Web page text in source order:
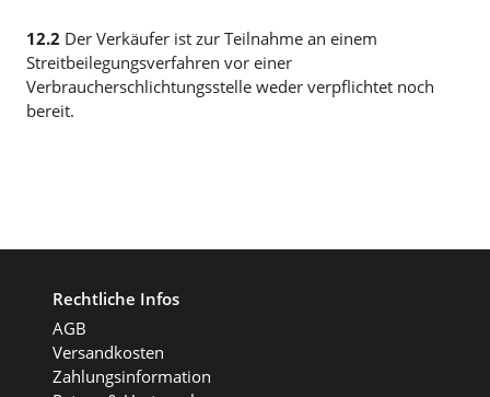
12.2 Der Verkäufer ist zur Teilnahme an einem
Streitbeilegungsverfahren vor einer
Verbraucherschlichtungsstelle weder verpflichtet noch
bereit.
Rechtliche Infos
AGB
Versandkosten
Zahlungsinformation